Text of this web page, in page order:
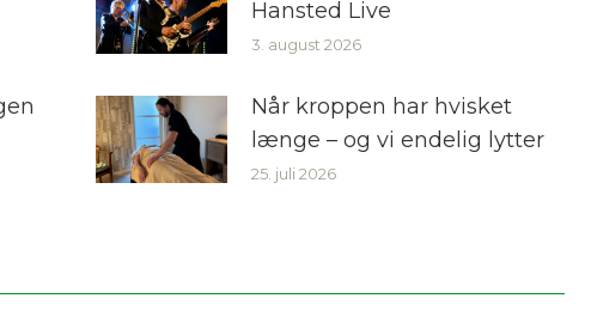
Hansted Live
3. august 2026
Når kroppen har hvisket
længe – og vi endelig lytter
25. juli 2026